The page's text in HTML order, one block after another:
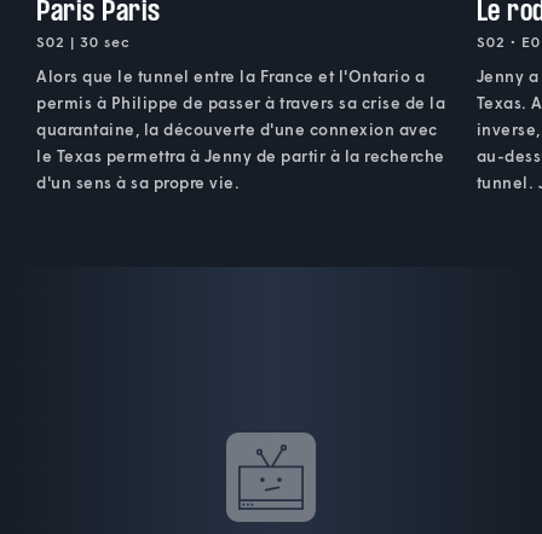
Paris Paris
S02 | 30 sec
Alors que le tunnel entre la France et l'Ontario a
permis à Philippe de passer à travers sa crise de la
quarantaine, la découverte d'une connexion avec
le Texas permettra à Jenny de partir à la recherche
d'un sens à sa propre vie.
Le
S02 •
Jenny
Texas.
au-
tunnel.